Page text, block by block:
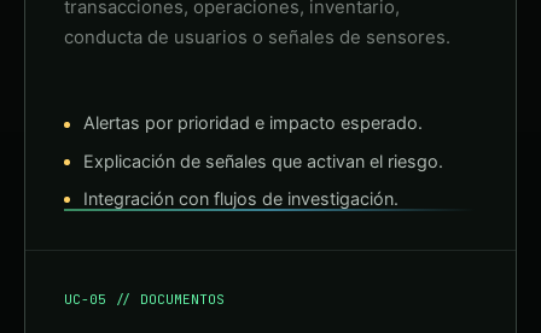
transacciones, operaciones, inventario,
conducta de usuarios o señales de sensores.
Alertas por prioridad e impacto esperado.
Explicación de señales que activan el riesgo.
Integración con flujos de investigación.
UC-05 // DOCUMENTOS